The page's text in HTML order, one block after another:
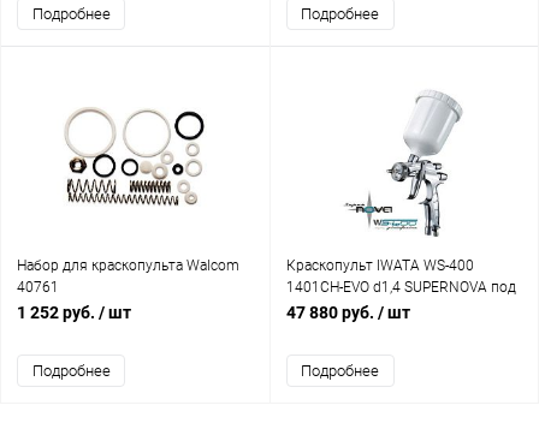
Подробнее Подробнее
Набор для краскопульта Walcom
40761
1 252 руб. / шт
Подробнее
Краскопульт IWATA WS-400
1401CH-EVO d1,4 SUPERNOVA под
лак (с бачком)
47 880 руб. / шт
Подробнее